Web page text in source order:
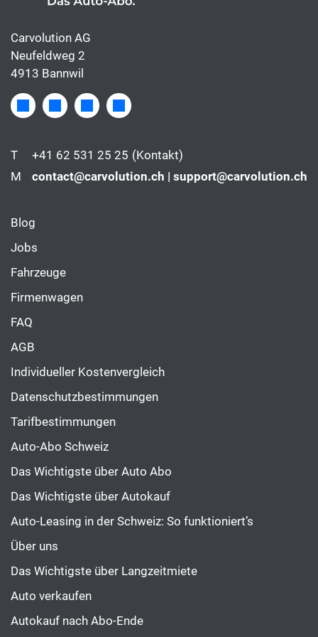
Carvolution AG
Neufeldweg 2
4913 Bannwil
T +41 62 531 25 25 (Kontakt)
M
contact@carvolution.ch | support@carvolution.ch
Blog
Jobs
Fahrzeuge
Firmenwagen
FAQ
AGB
Individueller Kostenvergleich
Datenschutzbestimmungen
Tarifbestimmungen
Auto-Abo Schweiz
Das Wichtigste über Auto Abo
Das Wichtigste über Autokauf
Auto-Leasing in der Schweiz: So funktioniert’s
Über uns
Das Wichtigste über Langzeitmiete
Auto verkaufen
Autokauf nach Abo-Ende